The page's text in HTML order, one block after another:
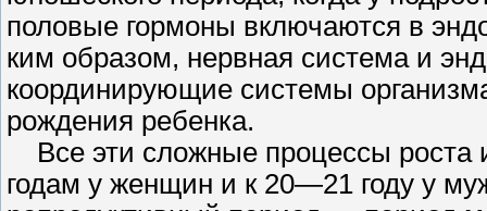
половые гормоны включаются в
ким образом, нервная система и
координирующие системы
рождения ребенка.
Все эти сложные процессы роста
годам у женщин и к 20—21 году у